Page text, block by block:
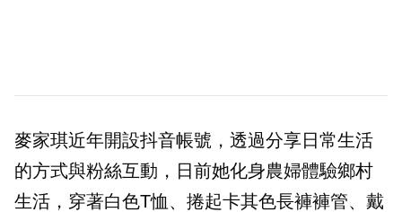
麥家琪近年開設抖音帳號，透過分享日常生活
的方式與粉絲互動，日前她化身農婦體驗鄉村
生活，穿著白色T恤、捲起卡其色長褲褲管、戴